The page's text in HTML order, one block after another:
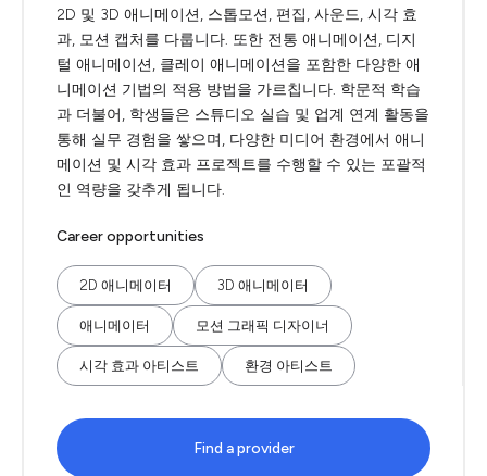
2D 및 3D 애니메이션, 스톱모션, 편집, 사운드, 시각 효
과, 모션 캡처를 다룹니다. 또한 전통 애니메이션, 디지
털 애니메이션, 클레이 애니메이션을 포함한 다양한 애
니메이션 기법의 적용 방법을 가르칩니다. 학문적 학습
과 더불어, 학생들은 스튜디오 실습 및 업계 연계 활동을
통해 실무 경험을 쌓으며, 다양한 미디어 환경에서 애니
메이션 및 시각 효과 프로젝트를 수행할 수 있는 포괄적
인 역량을 갖추게 됩니다.
Career opportunities
2D 애니메이터 3D 애니메이터
애니메이터 모션 그래픽 디자이너
시각 효과 아티스트 환경 아티스트
Find a provider